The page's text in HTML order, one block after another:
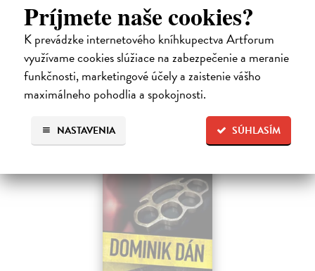
Príjmete naše cookies?
K prevádzke internetového kníhkupectva Artforum
využívame cookies slúžiace na zabezpečenie a meranie
funkčnosti, marketingové účely a zaistenie vášho
maximálneho pohodlia a spokojnosti.
SÚHLASÍM
NASTAVENIA
sbíhají všechny nitky související s dalším brutálním zločinem, který
musí vyřešit Roman Saran, major ostravské kriminálky, a jeho tým.
Jak…
Zasielame do 12 dní
15,91 €